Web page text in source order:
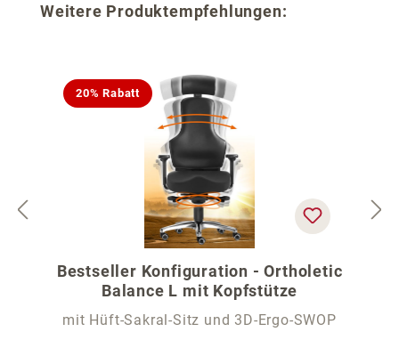
Produktgalerie überspringen
Weitere Produktempfehlungen:
20% Rabatt
Bestseller Konfiguration - Ortholetic
Balance L mit Kopfstütze
mit Hüft-Sakral-Sitz und 3D-Ergo-SWOP